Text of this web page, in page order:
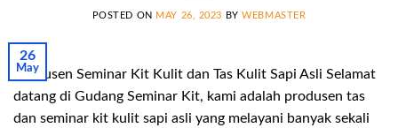
POSTED ON MAY 26, 2023 BYWEBMASTER
26
May
Produsen Seminar Kit Kulit dan Tas Kulit Sapi Asli Selamat
datang di Gudang Seminar Kit, kami adalah produsen tas
dan seminar kit kulit sapi asli yang melayani banyak sekali